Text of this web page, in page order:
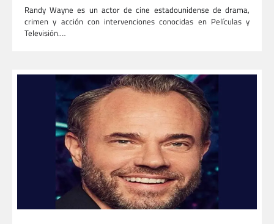
Randy Wayne es un actor de cine estadounidense de drama,
crimen y acción con intervenciones conocidas en Películas y
Televisión.…